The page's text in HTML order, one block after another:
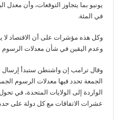
في المئة.
وكل هذه مؤشرات على أن الاقتصاد لا
وعدم اليقين في شأن معدلات الرسوم
وقال ترامب إن واشنطن ستبدأ إرسال
الجمعة تحدد فيها معدلات الرسوم
الواردة إلى الولايات المتحدة، في
عشرات الاتفاقات مع كل دولة على